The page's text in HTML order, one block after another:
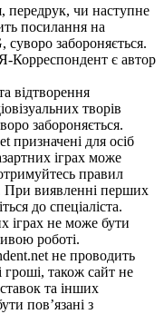
передрук, чи наступне
посилання на
забороняється.
Корреспондент є автор
відтворення
творів
забороняється.
призначені для осіб
іграх може
правил
При виявленні перших
до спеціаліста.
іграх не може бути
роботі.
не проводить
гроші, також сайт не
та інших
пов’язані з